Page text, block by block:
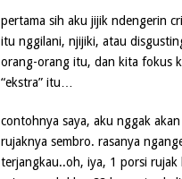
pertama sih aku jijik ndengerin
itu nggilani, njijiki, atau
orang-orang itu, dan kita fokus
“ekstra” itu…
contohnya saya, aku nggak
rujaknya sembro. rasanya
terjangkau..oh, iya, 1 porsi rujak